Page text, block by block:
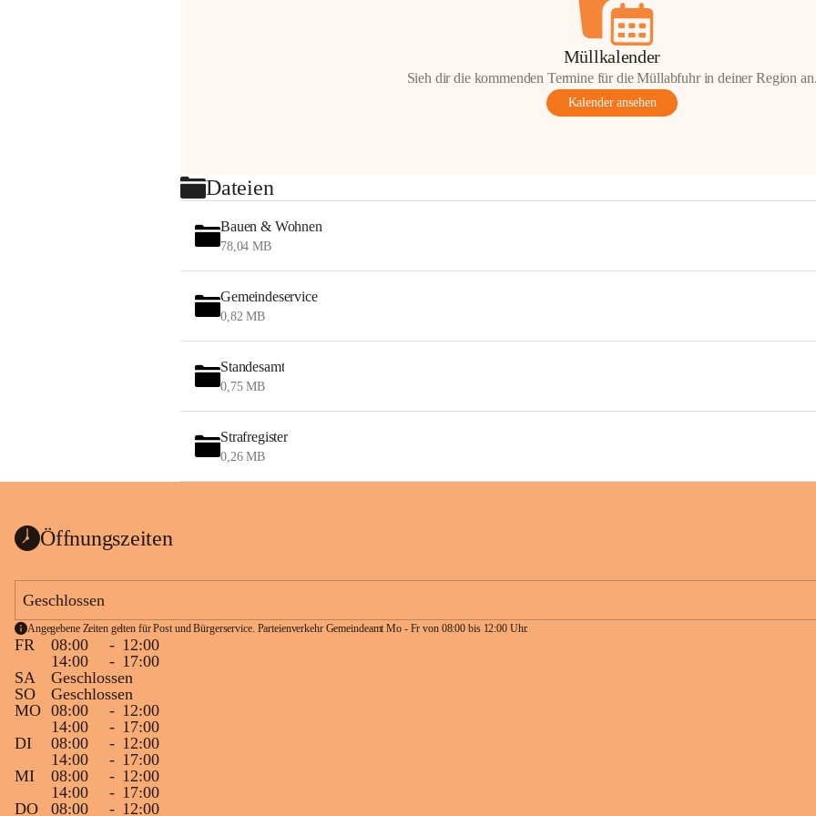
Müllkalender
Sieh dir die kommenden Termine für die Müllabfuhr in deiner Region
Kalender ansehen
Dateien
Bauen & Wohnen
78,04 MB
Gemeindeservice
0,82 MB
Standesamt
0,75 MB
Strafregister
0,26 MB
Öffnungszeiten
Geschlossen
Angegebene Zeiten gelten für Post und Bürgerservice. Parteienverkehr Gemeindeamt Mo - Fr von 08:00 bis 12:00 Uhr.
FR 08:00 - 12:00
14:00
- 17:00
SA
Geschlossen
SO
Geschlossen
MO 08:00 - 12:00
14:00
- 17:00
DI
08:00 - 12:00
14:00
- 17:00
MI
08:00 - 12:00
14:00
- 17:00
DO
08:00 - 12:00